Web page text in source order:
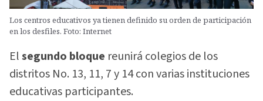
Los centros educativos ya tienen definido su orden de participación
en los desfiles. Foto: Internet
Elsegundo bloque reunirá colegios de los
distritos No. 13, 11, 7 y 14 con varias instituciones
educativas participantes.